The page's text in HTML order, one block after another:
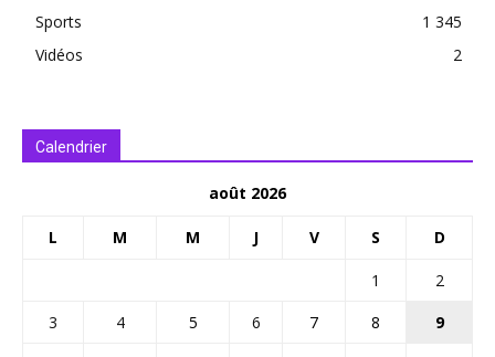
Sports
1 345
Vidéos
2
Calendrier
août 2026
L M M J V S D
1
2
3
4 5 6 7 8
9